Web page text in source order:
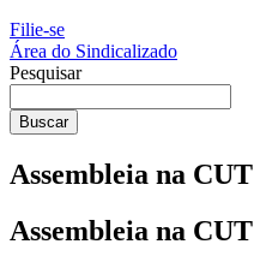
Filie-se
Área do Sindicalizado
Pesquisar
Buscar
Assembleia na CUT
Assembleia na CUT